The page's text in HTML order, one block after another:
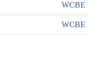
WCBE
WCBE